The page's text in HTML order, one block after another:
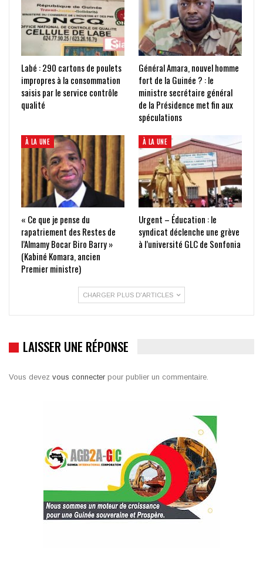
Labé : 290 cartons de poulets
impropres à la consommation
saisis par le service contrôle
qualité
Général Amara, nouvel homme
fort de la Guinée ? : le
ministre secrétaire général
de la Présidence met fin aux
spéculations
À LA UNE
« Ce que je pense du
rapatriement des Restes de
l’Almamy Bocar Biro Barry »
(Kabiné Komara, ancien
Premier ministre)
À LA UNE
Urgent – Éducation : le
syndicat déclenche une grève
à l’université GLC de Sonfonia
CHARGER PLUS D'ARTICLES
LAISSER UNE RÉPONSE
Vous devez vous connecter pour publier un commentaire.